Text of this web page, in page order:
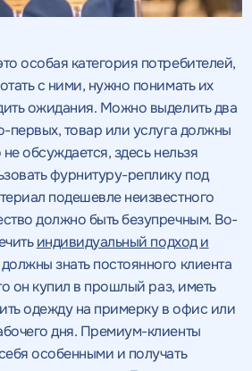
особая категория потребителей,
с ними, нужно понимать их
ожидания. Можно выделить два
первых, товар или услуга должны
обсуждается, здесь нельзя
фурнитуру-реплику под
подешевле неизвестного
должно быть безупречным. Во-
индивидуальный подход и
знать постоянного клиента
он купил в прошлый раз, иметь
одежду на примерку в офис или
дня. Премиум-клиенты
особенными и получать